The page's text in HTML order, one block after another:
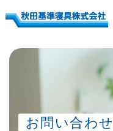
お問い合わせ